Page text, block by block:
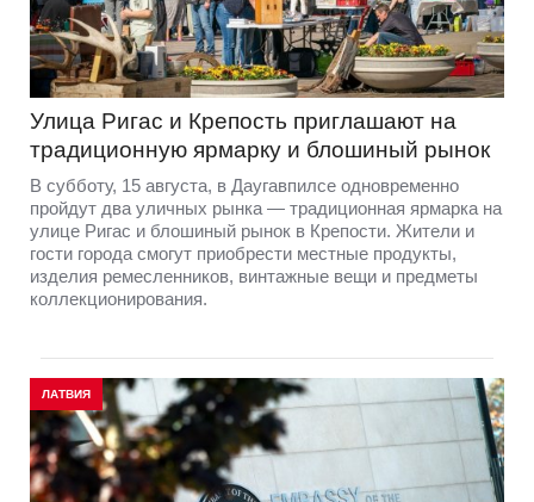
Улица Ригас и Крепость приглашают на
традиционную ярмарку и блошиный рынок
В субботу, 15 августа, в Даугавпилсе одновременно
пройдут два уличных рынка — традиционная ярмарка на
улице Ригас и блошиный рынок в Крепости. Жители и
гости города смогут приобрести местные продукты,
изделия ремесленников, винтажные вещи и предметы
коллекционирования.
ЛАТВИЯ